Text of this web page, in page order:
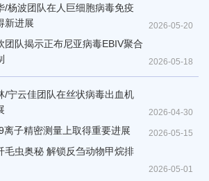
2026-05-20
/杨波团队在人巨细胞病毒免疫
新进展
2026-05-18
团队揭示正布尼亚病毒EBIV聚合
2026-04-30
/宁云佳团队在丝状病毒出血机
2026-05-15
离子精密测量上取得重要进展
2026-05-01
毛虫奥秘 解锁反刍动物甲烷排